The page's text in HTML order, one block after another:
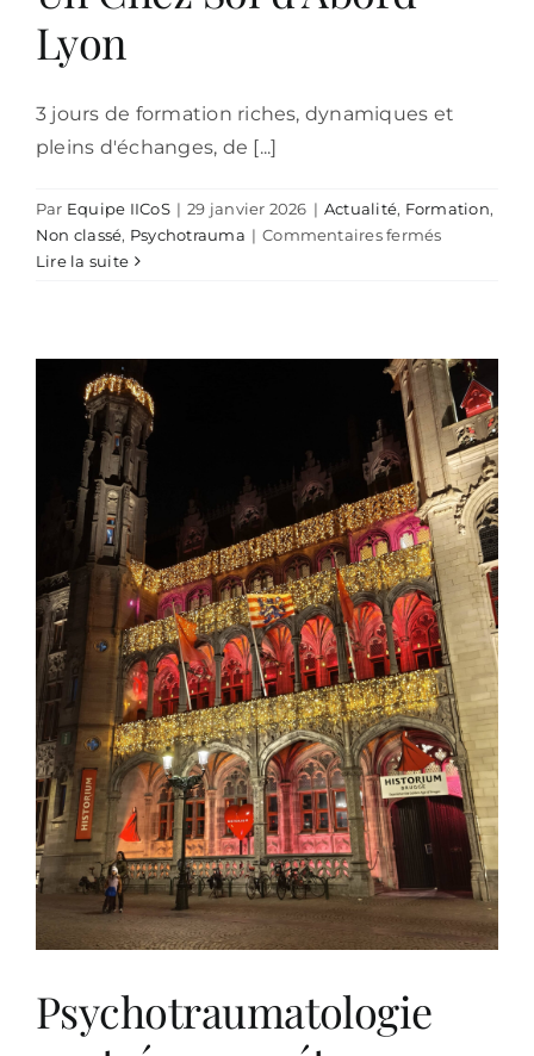
Lyon
3 jours de formation riches, dynamiques et
pleins d'échanges, de [...]
Par Equipe IICoS | 29 janvier 2026 | Actualité, Formation,
Non classé, Psychotrauma | Commentaires ferméssur
Un
Chez
Soi
d’Abord
–
Lyon
Lire la suite
Psychotraumatologie